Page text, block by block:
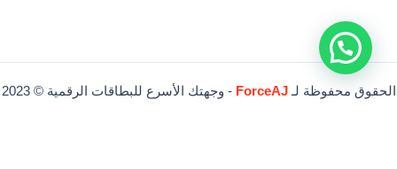
الحقوق محفوظة لـForceAJ - وجهتك الأسرع للبطاقات الرقمية © 2023